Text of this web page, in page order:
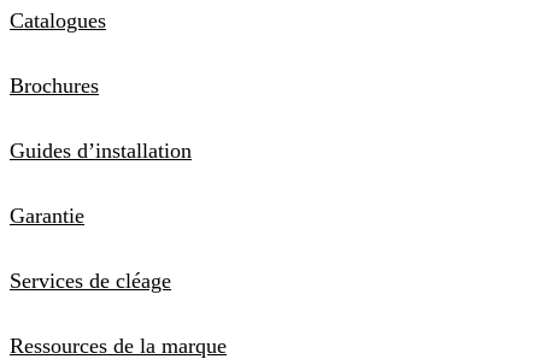
Catalogues
Brochures
Guides d’installation
Garantie
Services de cléage
Ressources de la marque